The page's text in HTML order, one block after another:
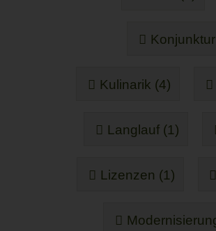
Kulinarik (4)
Langlauf (1)
Lizenzen (1)